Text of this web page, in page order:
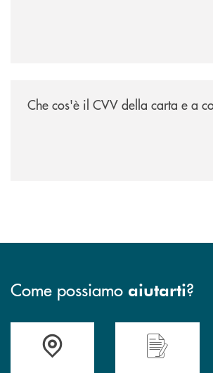
Che cos'è il CVV della carta e a
Come possiamo aiutarti?
Accedi all' elenco completo delle filiali di BCC
Hai bisogno di